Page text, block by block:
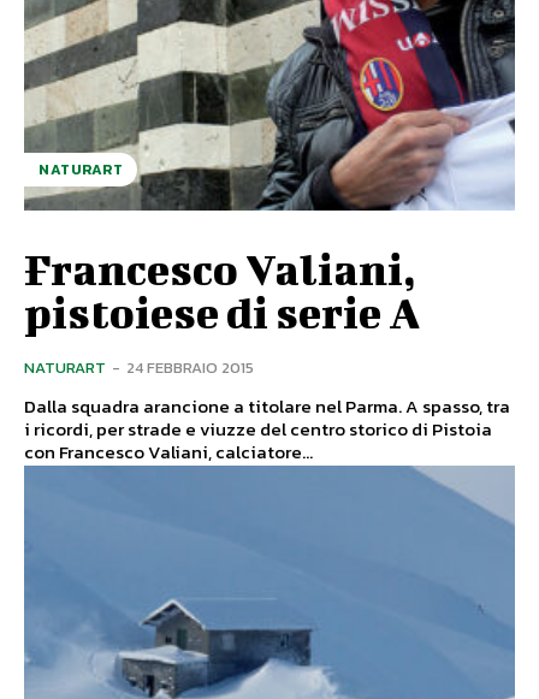
NATURART
Francesco Valiani,
pistoiese di serie A
NATURART - 24 FEBBRAIO 2015
Dalla squadra arancione a titolare nel Parma. A spasso, tra
i ricordi, per strade e viuzze del centro storico di Pistoia
con Francesco Valiani, calciatore...